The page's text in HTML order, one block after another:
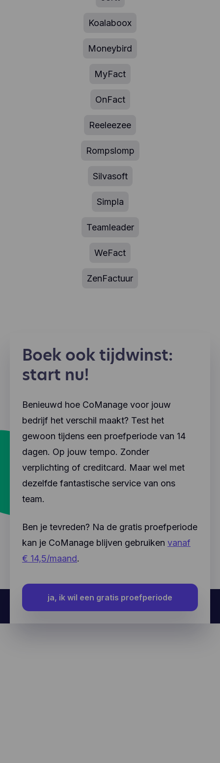
Koalaboox
Moneybird
MyFact
OnFact
Reeleezee
Rompslomp
Silvasoft
Simpla
Teamleader
WeFact
ZenFactuur
Boek ook tijdwinst:
start nu!
Benieuwd hoe CoManage voor jouw
bedrijf het verschil maakt? Test het
gewoon tijdens een proefperiode van 14
dagen. Op jouw tempo. Zonder
verplichting of creditcard. Maar wel met
dezelfde fantastische service van ons
team.
Ben je tevreden? Na de gratis proefperiode
kan je CoManage blijven gebruiken vanaf
€ 14,5/maand.
ja, ik wil een gratis proefperiode